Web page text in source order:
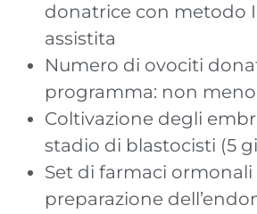
donatrice con metodo
assistita
Numero di ovociti
programma: non meno
Coltivazione degli
stadio di blastocisti (5
Set di farmaci ormonali
preparazione